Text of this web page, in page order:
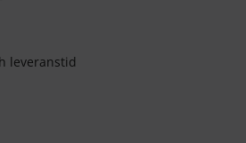
leveranstid